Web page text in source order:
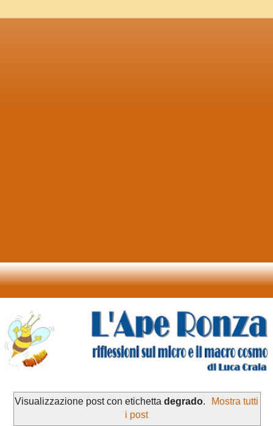
Visualizzazione post con etichetta degrado.
Mostra tutti
i post